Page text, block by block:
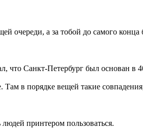
очереди, а за тобой до самого конца
что Санкт-Петербург был основан
в порядке вещей такие
принтером пользоваться.